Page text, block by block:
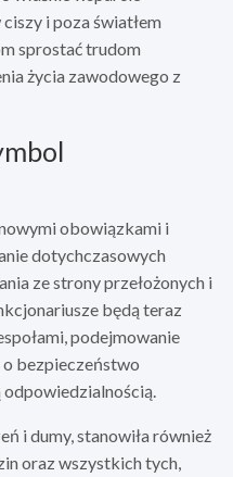
i poza światłem
sprostać trudom
życia zawodowego z
obowiązkami i
dotychczasowych
ze strony przełożonych i
będą teraz
podejmowanie
bezpieczeństwo
i dumy, stanowiła również
oraz wszystkich tych,